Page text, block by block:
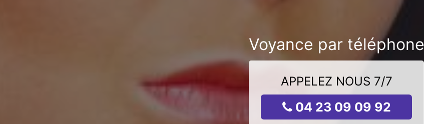
Voyance par téléphone
APPELEZ NOUS 7/7
04 23 09 09 92